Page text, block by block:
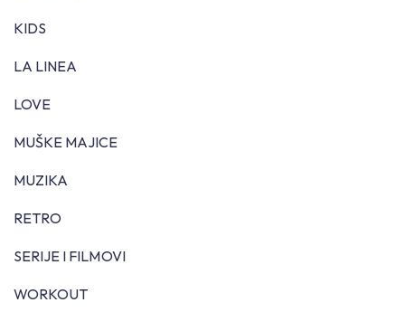
KIDS
LA LINEA
LOVE
MUŠKE MAJICE
MUZIKA
RETRO
SERIJE I FILMOVI
WORKOUT